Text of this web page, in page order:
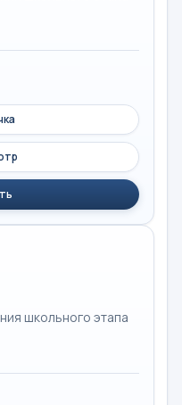
школьного этапа